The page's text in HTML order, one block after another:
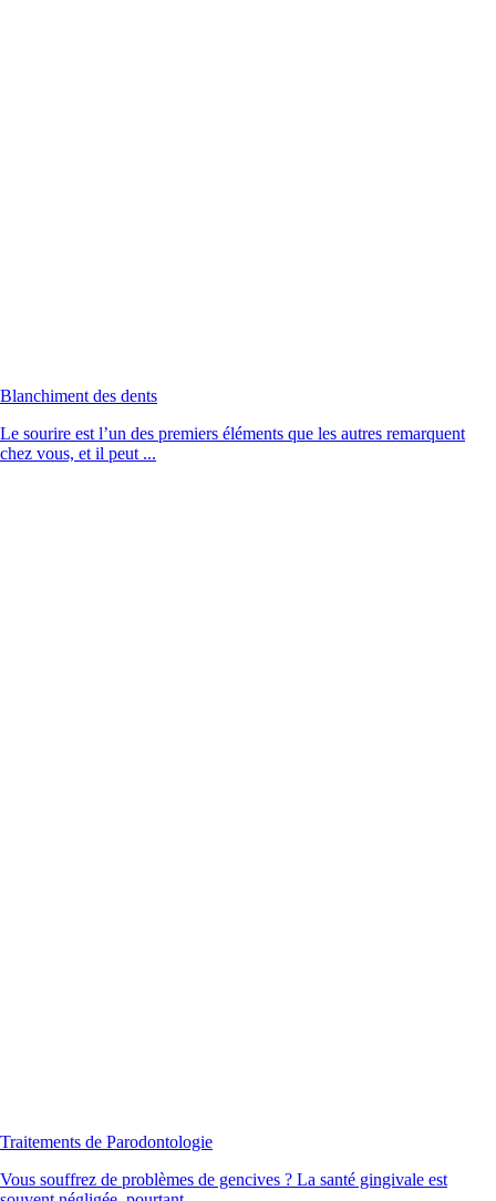
Blanchiment des dents
Le sourire est l’un des premiers éléments que les autres remarquent
chez vous, et il peut ...
Traitements de Parodontologie
Vous souffrez de problèmes de gencives ? La santé gingivale est